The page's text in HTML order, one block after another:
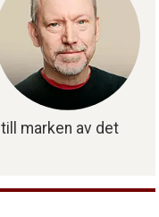
marken av det